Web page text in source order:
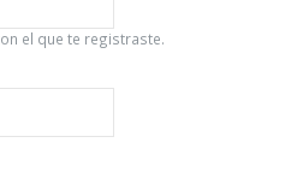
el que te registraste.